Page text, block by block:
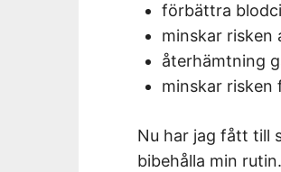
förbättra
minskar risken
återhämtning
minskar risken
Nu har jag fått till
bibehålla min